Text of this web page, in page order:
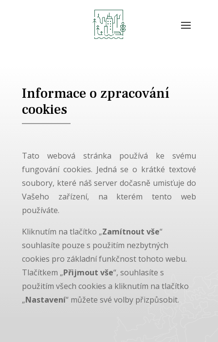
Informace o zpracování
cookies
Tato webová stránka používá ke svému
fungování cookies. Jedná se o krátké textové
soubory, které náš server dočasně umisťuje do
Vašeho zařízení, na kterém tento web
používáte.
Kliknutím na tlačítko „Zamítnout vše“
souhlasíte pouze s použitím nezbytných
cookies pro základní funkčnost tohoto webu.
Tlačítkem „Přijmout vše“, souhlasíte s
použitím všech cookies a kliknutím na tlačítko
„Nastavení“ můžete své volby přizpůsobit.